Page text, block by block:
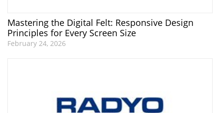
Mastering the Digital Felt: Responsive Design
Principles for Every Screen Size
February 24, 2026